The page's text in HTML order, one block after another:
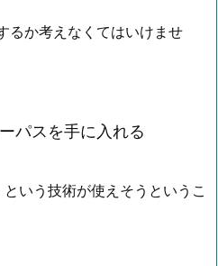
るか考えなくてはいけませ
パスを手に入れる
いう技術が使えそうというこ